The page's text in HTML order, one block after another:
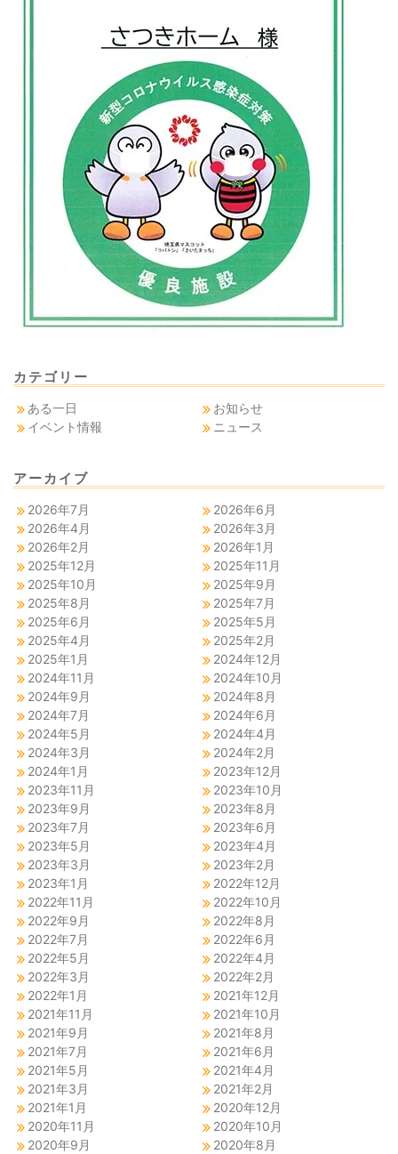
カテゴリー
ある一日
お知らせ
イベント情報
ニュース
アーカイブ
2026年7月
2026年6月
2026年4月
2026年3月
2026年2月
2026年1月
2025年12月
2025年11月
2025年10月
2025年9月
2025年8月
2025年7月
2025年6月
2025年5月
2025年4月
2025年2月
2025年1月
2024年12月
2024年11月
2024年10月
2024年9月
2024年8月
2024年7月
2024年6月
2024年5月
2024年4月
2024年3月
2024年2月
2024年1月
2023年12月
2023年11月
2023年10月
2023年9月
2023年8月
2023年7月
2023年6月
2023年5月
2023年4月
2023年3月
2023年2月
2023年1月
2022年12月
2022年11月
2022年10月
2022年9月
2022年8月
2022年7月
2022年6月
2022年5月
2022年4月
2022年3月
2022年2月
2022年1月
2021年12月
2021年11月
2021年10月
2021年9月
2021年8月
2021年7月
2021年6月
2021年5月
2021年4月
2021年3月
2021年2月
2021年1月
2020年12月
2020年11月
2020年10月
2020年9月
2020年8月